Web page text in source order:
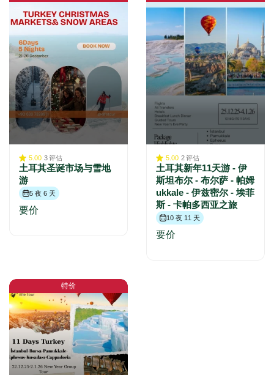
5.00 3评估
土耳其圣诞市场与雪地
游
5 夜 6 天
要价
5.00 2评估
土耳其新年11天游 - 伊
斯坦布尔 - 布尔萨 - 帕姆
ukkale - 伊兹密尔 - 埃菲
斯 - 卡帕多西亚之旅
10 夜 11 天
要价
特价